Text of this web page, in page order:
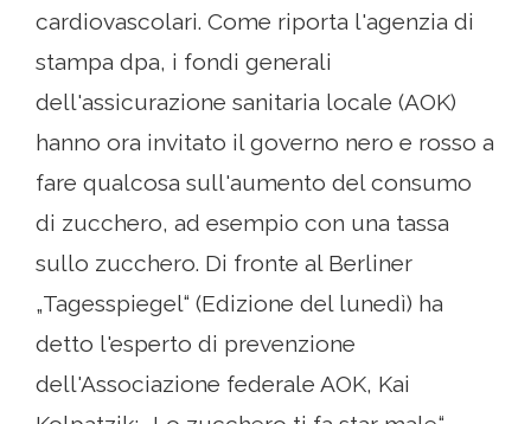
cardiovascolari. Come riporta l'agenzia di
stampa dpa, i fondi generali
dell'assicurazione sanitaria locale (AOK)
hanno ora invitato il governo nero e rosso a
fare qualcosa sull'aumento del consumo
di zucchero, ad esempio con una tassa
sullo zucchero. Di fronte al Berliner
„Tagesspiegel“ (Edizione del lunedì) ha
detto l'esperto di prevenzione
dell'Associazione federale AOK, Kai